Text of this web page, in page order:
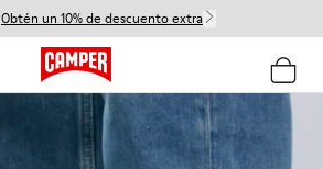
Obtén un 10% de descuento extra